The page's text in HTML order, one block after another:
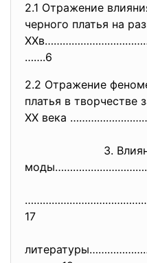
2.1 Отражение
черного платья на
…….6
2.2 Отражение
платья в творчестве
XX века
3. Влияние
17